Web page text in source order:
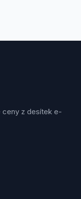
ceny z desítek e-